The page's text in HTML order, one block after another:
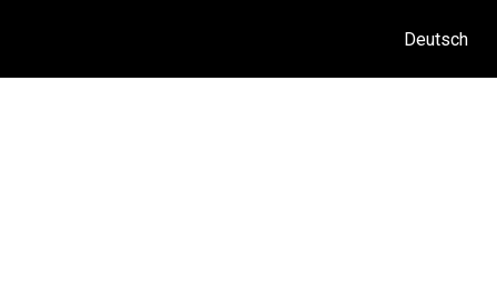
Deutsch